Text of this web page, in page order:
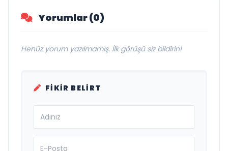
Yorumlar (0)
Henüz yorum yazılmamış. İlk görüşü siz bildirin!
FIKIR BELIRT